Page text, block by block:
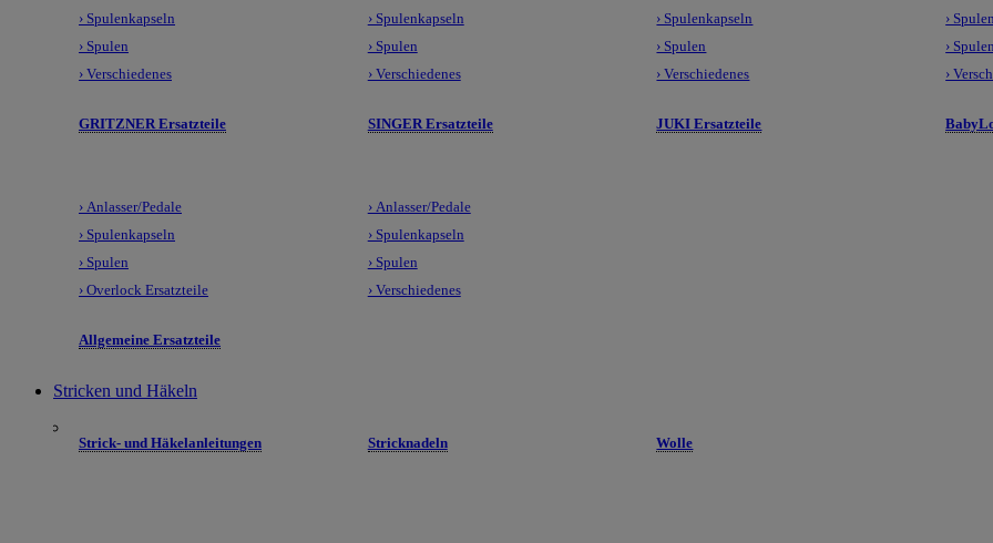
› Spulenkapseln
› Spulen
› Verschiedenes
› Spulenkapseln
› Spulen
› Verschiedenes
› Spulenkapseln
› Spulen
› Verschiedenes
›
› Spulen
›
GRITZNER Ersatzteile
› Anlasser/Pedale
› Spulenkapseln
› Spulen
› Overlock Ersatzteile
SINGER Ersatzteile
› Anlasser/Pedale
› Spulenkapseln
› Spulen
› Verschiedenes
JUKI Ersatzteile
Allgemeine Ersatzteile
Stricken und Häkeln
Strick- und Häkelanleitungen Stricknadeln Wolle